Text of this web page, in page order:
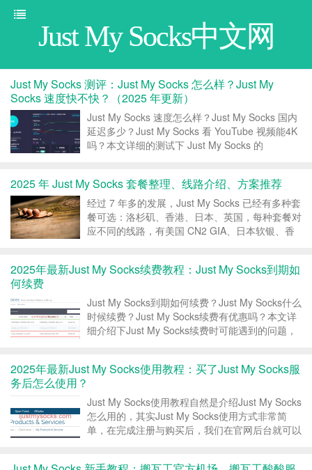
Just My Socks中文网
Just My Socks 测评：Just My Socks 怎么样？Just My
Socks 速度快不快？（2025 年更新）
Just My Socks 速度怎么样？Just My Socks 国内
延迟多少？Just My Socks 看 YouTube 视频能4K
吗？本文详细的测试下 Just My Socks 的
2025 年 Just My Socks 套餐整理、线路介绍、方案推荐
经过 7 年多的发展，Just My Socks 已经有多种套
餐可选：洛杉矶、香港、日本、英国，每种套餐对
应不同的线路，有美国 CN2 GIA、日本软银、香
下...
2025年最新Just My Socks续费教程：Just My Socks到期如
何续费
Just My Socks到期如何续费？Just My Socks什么
时候续费？Just My Socks续费有优惠吗？本文详
细介绍下Just My Socks续费时可能遇到的问题，
2025年最新Just My Socks使用教程：买了Just My Socks服
务后怎么使用？
Just My Socks使用教程自然是介绍Just My Socks
怎么用的，其实Just My Socks使用方式非常简
单，在完成注册与购买后，我们在官网后台就可以